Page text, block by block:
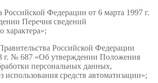
Федерации от 6 марта 1997 г.
Перечня сведений
характера»;
Российской Федерации
г. № 687 «Об утверждении Положения
персональных данных,
использования средств автоматизации»;